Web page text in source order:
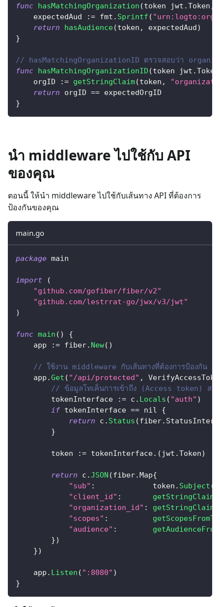
func hasMatchingOrganization (token jwt .Token ,
    expectedAud
:= fmt . Sprintf (
return
hasAudience(token , expectedAud)
}
// hasMatchingOrganizationID ตรวจสอบว่า
func hasMatchingOrganizationID (token jwt .Token
    orgID
:= getStringClaim(token ,
return orgID == expectedOrgID
}
นำ middleware ไปใช้กับ API
ของคุณ
ตอนนี้ ให้นำ middleware ไปใช้กับเส้นทาง API ที่ต้องการ
ป้องกันของคุณ
main.go
package main
import
(
"github.com/gofiber/fiber/v2"
"github.com/lestrrat-go/jwx/v3/jwt"
)
func main ( )
{
    app
:= fiber. New( )
// ใช้งาน middleware กับเส้นทางที่ต้องการป้องกัน
    app
.Get ( "/api/protected" ,
// ข้อมูลโทเค็นการเข้าถึง (Access token) สา
        tokenInterface
:= c . Locals ( "auth" )
if tokenInterface == nil
{
return c . Status (fiber.
}
        token
:= tokenInterface. ( jwt .Token)
return c .JSON (fiber.Map{
"sub" :
             token
. Subject (
"client_id" : getStringClaim
"organization_id" : getStringClaim
"scopes" :
"audience" :
})
})
    app
. Listen ( ":8080" )
}